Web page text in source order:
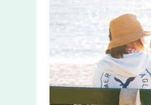
Zien?
Je
Wil
Weten